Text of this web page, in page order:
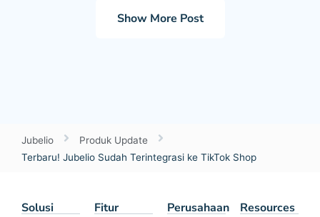
Show More Post
Jubelio
Produk Update
Terbaru! Jubelio Sudah Terintegrasi ke TikTok Shop
Solusi Fitur Perusahaan Resources